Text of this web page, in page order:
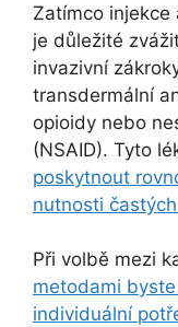
Zatímco
je důležité
invazivní
transdermální
opioidy nebo
(NSAID). Tyto
poskytnout
nutnosti
Při volbě mezi
metodami
individuální